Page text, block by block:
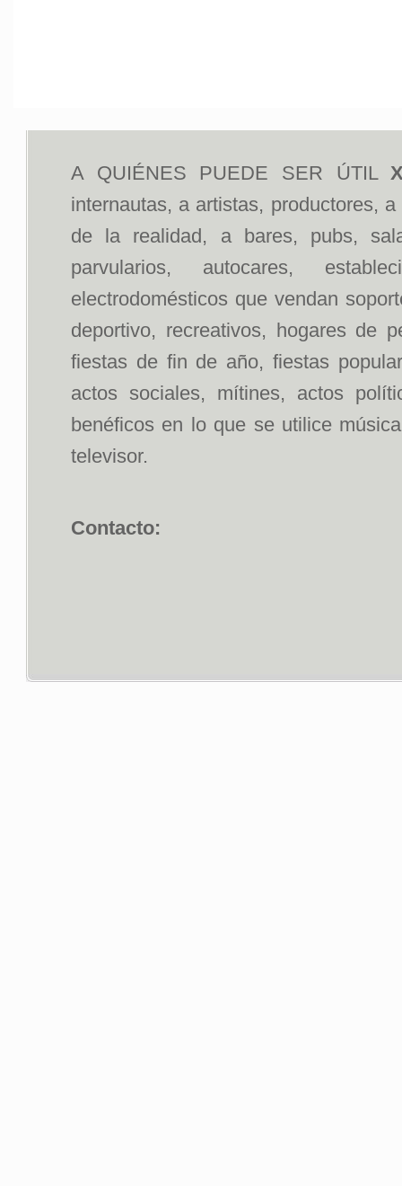
A QUIÉNES PUEDE SER ÚTIL
internautas, a artistas, productores,
de la realidad, a bares, pubs,
parvularios, autocares,
electrodomésticos que vendan
deportivo, recreativos, hogares de
fiestas de fin de año, fiestas
actos sociales, mítines, actos
benéficos en lo que se utilice
televisor.
Contacto: